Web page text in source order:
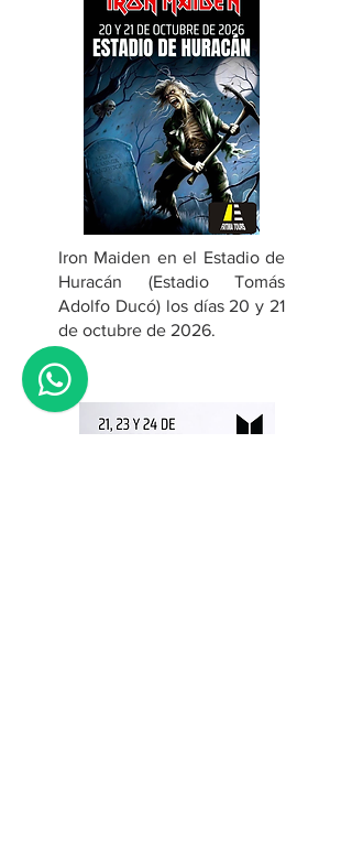
Iron Maiden en el Estadio de
Huracán (Estadio Tomás
Adolfo Ducó) los días 20 y 21
de octubre de 2026.